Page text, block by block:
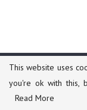
ARTICLES LES
This website uses
you're ok with this,
Read More